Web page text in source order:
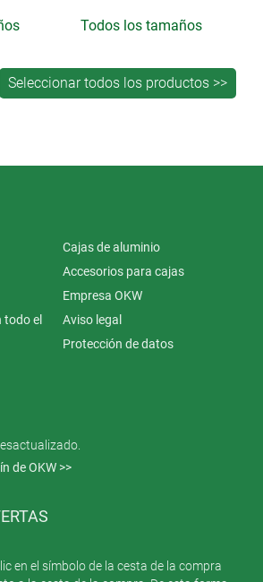
Todos los tamaños
Cajas de aluminio
Accesorios para cajas
Empresa OKW
todo el
Aviso legal
Protección de datos
de OKW >>
en el símbolo de la cesta de la compra